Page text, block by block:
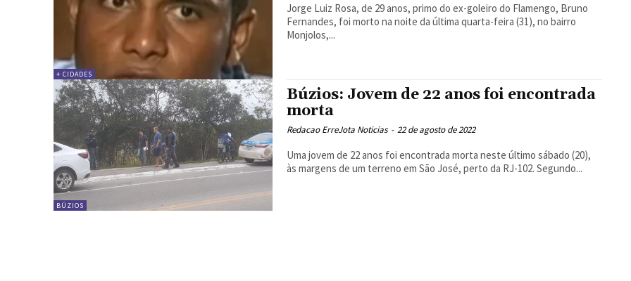
+ CIDADES
Jorge Luiz Rosa, de 29 anos, primo do ex-goleiro do Flamengo, Bruno
Fernandes, foi morto na noite da última quarta-feira (31), no bairro
Monjolos,...
BÚZIOS
Búzios: Jovem de 22 anos foi encontrada
morta
Redacao ErreJota Noticias - 22 de agosto de 2022
Uma jovem de 22 anos foi encontrada morta neste último sábado (20),
às margens de um terreno em São José, perto da RJ-102. Segundo...